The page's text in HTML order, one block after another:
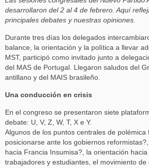
desarrollaron del 2 al 4 de febrero. Aquí
principales debates y nuestras opiniones.
Durante tres días los delegados
balance, la orientación y la política a llevar
MST, participó como invitado junto a
del MAS de Portugal. Llegaron saludos del
antillano y del MAIS brasileño.
Una conducción en crisis
En el congreso se presentaron siete
debate: U, V, Z, W, T, X e Y.
Algunos de los puntos centrales de polémica
posicionarse ante los gobiernos
hacia Francia Insumisa?, la orientación
trabajadores y estudiantes, el movimiento